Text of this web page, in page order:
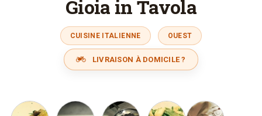
Gioia in Tavola
CUISINE ITALIENNE OUEST
LIVRAISON À DOMICILE ?